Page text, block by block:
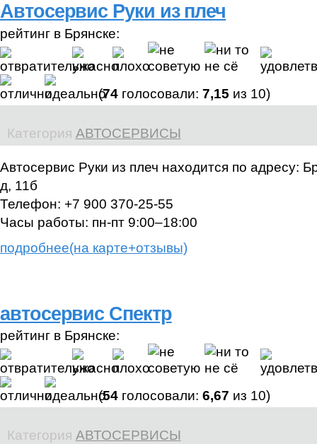
Автосервис Руки из плеч
рейтинг в Брянске:
(74 голосовали: 7,15 из 10)
Категория АВТОСЕРВИСЫ
Автосервис Руки из плеч находится по адресу:
д, 11б
Телефон: +7 900 370‑25-55
Часы работы: пн-пт 9:00–18:00
подробнее(на карте+отзывы)
автосервис Спектр
рейтинг в Брянске:
(54 голосовали: 6,67 из 10)
Категория АВТОСЕРВИСЫ